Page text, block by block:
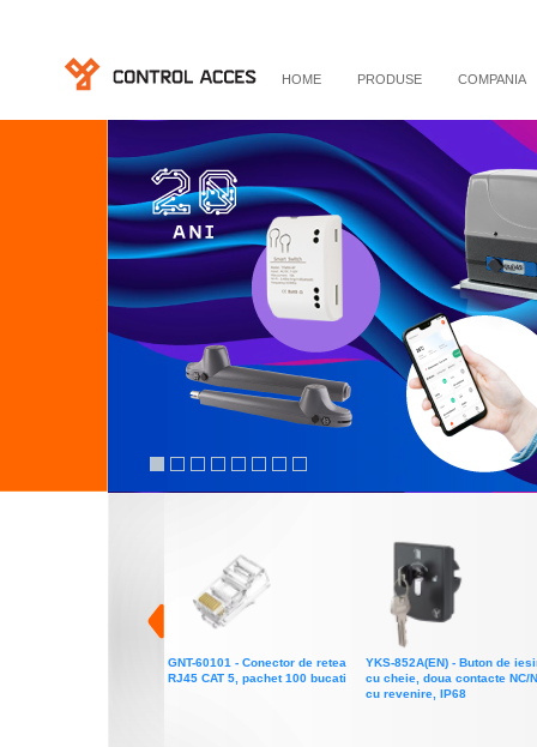
HOME PRODUSE COMPANIA
GNT-60101 - Conector de retea
RJ45 CAT 5, pachet 100 bucati
YKS-852A(EN) - Buton de
cu cheie, doua contacte NC/
cu revenire, IP68